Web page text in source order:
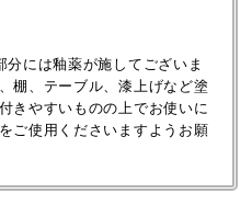
には釉薬が施してございま
棚、テーブル、漆上げなど塗
きやすいものの上でお使いに
ご使用くださいますようお願